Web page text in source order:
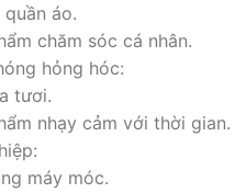
áo.
chăm sóc cá nhân.
hỏng hóc:
tươi.
nhạy cảm với thời gian.
máy móc.